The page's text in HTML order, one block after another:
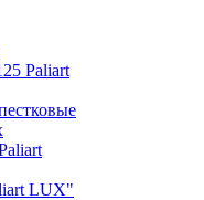
LUX"